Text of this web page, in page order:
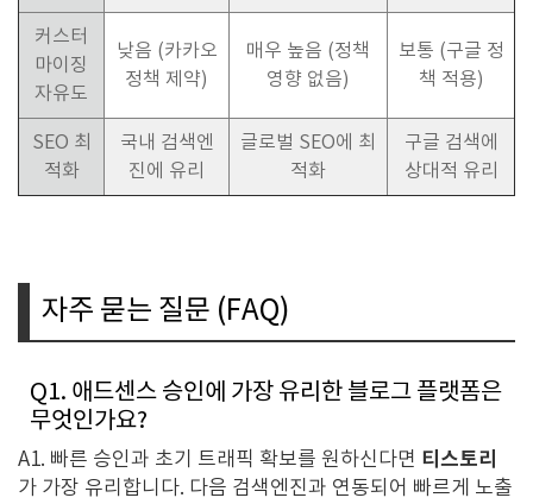
커스터
마이징
자유도
낮음 (카카오
정책 제약)
매우 높음 (정책
영향 없음)
보통 (구글 정
책 적용)
SEO 최
적화
국내 검색엔
진에 유리
글로벌 SEO에 최
적화
구글 검색에
상대적 유리
자주 묻는 질문 (FAQ)
Q1. 애드센스 승인에 가장 유리한 블로그 플랫폼은
무엇인가요?
A1. 빠른 승인과 초기 트래픽 확보를 원하신다면 티스토리
가 가장 유리합니다. 다음 검색엔진과 연동되어 빠르게 노출